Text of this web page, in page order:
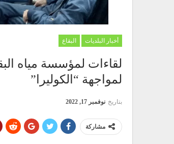
أخبار البلديات البقاع
لقاءات لمؤسسة مياه
لمواجهة “الكوليرا”
بتاريخ نوفمبر 17, 2022
مشاركة